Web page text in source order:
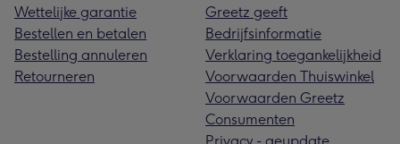
Wettelijke garantie
Bestellen en betalen
Bestelling annuleren
Retourneren
Greetz geeft
Bedrijfsinformatie
Verklaring toegankelijkheid
Voorwaarden Thuiswinkel
Voorwaarden Greetz
Consumenten
Privacy - geupdate